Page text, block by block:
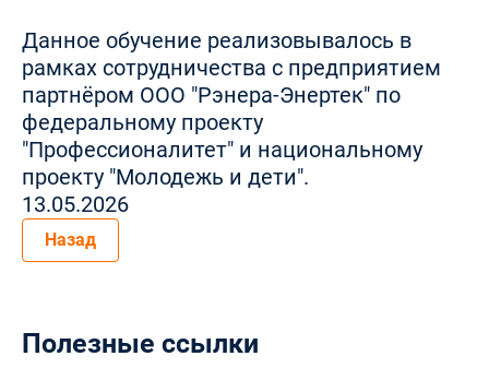
Данное обучение реализовывалось в
рамках сотрудничества с предприятием
партнёром ООО "Рэнера-Энертек" по
федеральному проекту
"Профессионалитет" и национальному
проекту "Молодежь и дети".
13.05.2026
Назад
Полезные ссылки